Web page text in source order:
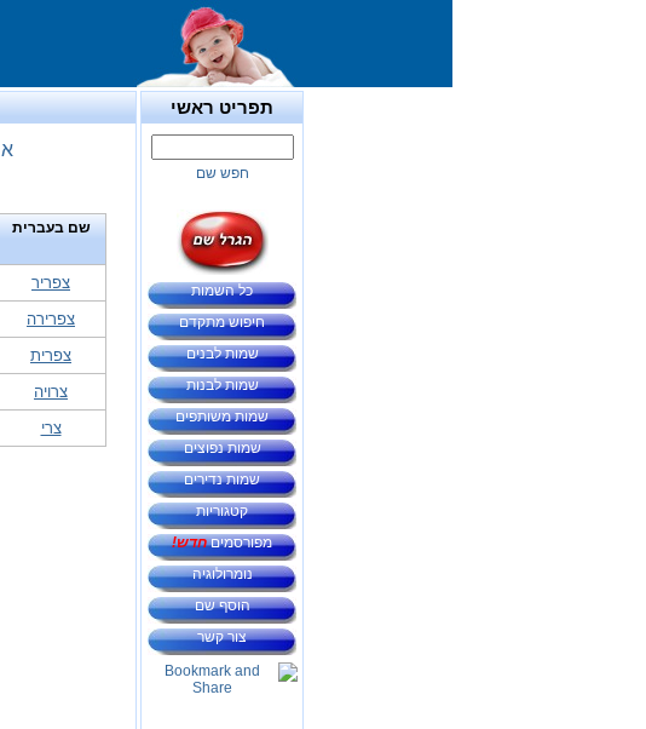
תפריט ראשי
חפש שם
כל השמות
חיפוש מתקדם
שמות לבנים
שמות לבנות
שמות משותפים
שמות נפוצים
שמות נדירים
קטגוריות
מפורסמיםחדש!
נומרולוגיה
הוסף שם
צור קשר
א
שם בעברית
צפריר
צפרירה
צפרית
צרויה
צרי